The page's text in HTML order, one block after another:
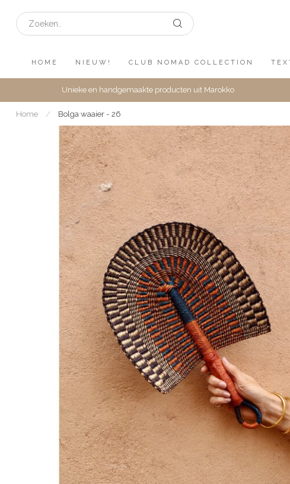
HOME NIEUW! CLUB NOMAD COLLECTION
Unieke en handgemaakte producten uit Marokko
Home / Bolga waaier - 26